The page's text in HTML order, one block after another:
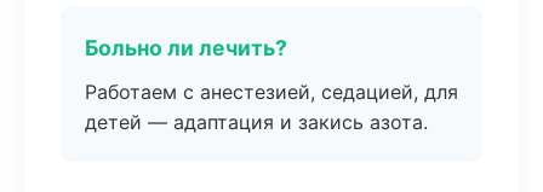
Больно ли лечить?
Работаем с анестезией, седацией, для
детей — адаптация и закись азота.